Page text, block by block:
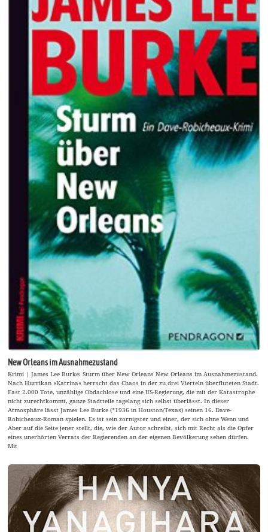
New Orleans im Ausnahmezustand
Krimi | James Lee Burke: Sturm über New Orleans New Orleans im Ausnahmezustand.
Nach Hurrikan »Katrina« herrscht das Chaos in der zu drei Vierteln überfluteten Stadt.
Fast 2.000 Tote, unzählige Obdachlose und eine US-Regierung, die mit der Katastrophe
nicht zurechtkommt, ganze Stadtteile tagelang sich selbst überlässt. In dieser
Atmosphäre lässt James Lee Burke (*1936 in Houston/Texas) seinen 16. Dave-
Robicheaux-Roman spielen. Es ist sein zornigster und einer, der sich ohne Wenn und
Aber auf die Seite jener stellt, die, wie der Autor schreibt, sich mit Recht als die Opfer
eines unerhörten Verrats der Regierenden an der eigenen Bevölkerung sehen dürfen.
Mit